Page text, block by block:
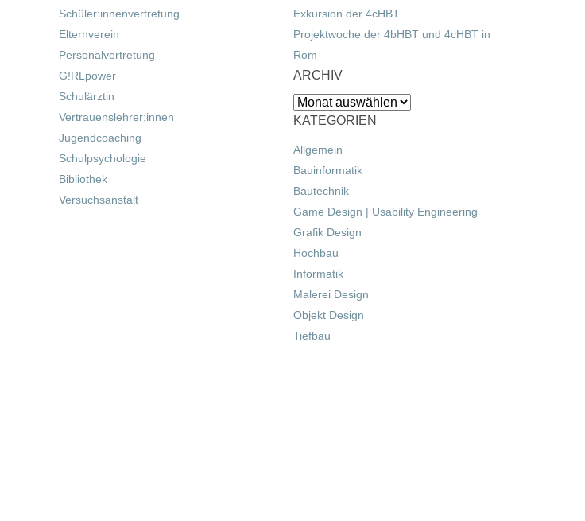
Schüler:innenvertretung
Elternverein
Personalvertretung
G!RLpower
Schulärztin
Vertrauenslehrer:innen
Jugendcoaching
Schulpsychologie
Bibliothek
Versuchsanstalt
Exkursion der 4cHBT
Projektwoche der 4bHBT und 4cHBT in
Rom
ARCHIV
Archiv
KATEGORIEN
Allgemein
Bauinformatik
Bautechnik
Game Design | Usability Engineering
Grafik Design
Hochbau
Informatik
Malerei Design
Objekt Design
Tiefbau